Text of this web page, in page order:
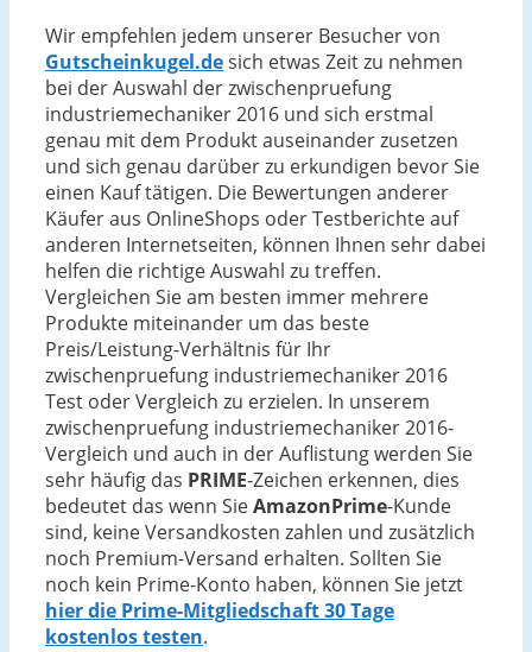
Wir empfehlen jedem unserer Besucher von
Gutscheinkugel.desich etwas Zeit zu nehmen
bei der Auswahl der zwischenpruefung
industriemechaniker 2016 und sich erstmal
genau mit dem Produkt auseinander zusetzen
und sich genau darüber zu erkundigen bevor Sie
einen Kauf tätigen. Die Bewertungen anderer
Käufer aus OnlineShops oder Testberichte auf
anderen Internetseiten, können Ihnen sehr dabei
helfen die richtige Auswahl zu treffen.
Vergleichen Sie am besten immer mehrere
Produkte miteinander um das beste
Preis/Leistung-Verhältnis für Ihr
zwischenpruefung industriemechaniker 2016
Test oder Vergleich zu erzielen. In unserem
zwischenpruefung industriemechaniker 2016-
Vergleich und auch in der Auflistung werden Sie
sehr häufig das PRIME-Zeichen erkennen, dies
bedeutet das wenn SieAmazonPrime-Kunde
sind, keine Versandkosten zahlen und zusätzlich
noch Premium-Versand erhalten. Sollten Sie
noch kein Prime-Konto haben, können Sie jetzt
hier die Prime-Mitgliedschaft 30 Tage
kostenlos testen.